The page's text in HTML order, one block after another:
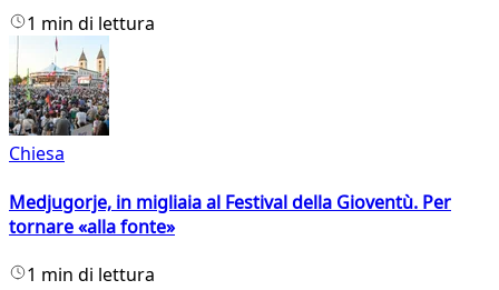
1 min di lettura
Chiesa
Medjugorje, in migliaia al Festival della Gioventù. Per
tornare «alla fonte»
1 min di lettura